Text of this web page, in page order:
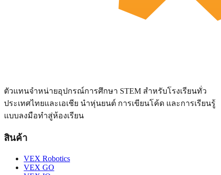
ตัวแทนจำหน่ายอุปกรณ์การศึกษา STEM สำหรับโรงเรียนทั่ว
ประเทศไทยและเอเชีย นำหุ่นยนต์ การเขียนโค้ด และการเรียนรู้
แบบลงมือทำสู่ห้องเรียน
สินค้า
VEX Robotics
VEX GO